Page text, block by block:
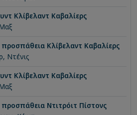
Κλίβελαντ Καβαλίερς
προσπάθεια Κλίβελαντ Καβαλίερς
Ντένις
Κλίβελαντ Καβαλίερς
προσπάθεια Ντιτρόιτ Πίστονς